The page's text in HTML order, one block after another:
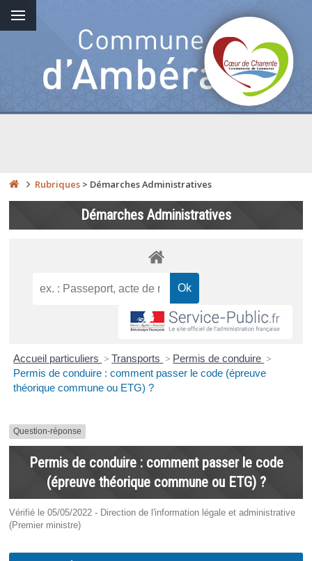
Rubriques > Démarches Administratives
Démarches Administratives
Accueil particuliers > Transports > Permis de conduire >
Permis de conduire : comment passer le code (épreuve
théorique commune ou ETG) ?
Question-réponse
Permis de conduire : comment passer le code
(épreuve théorique commune ou ETG) ?
Vérifié le 05/05/2022 - Direction de l'information légale et administrative
(Premier ministre)